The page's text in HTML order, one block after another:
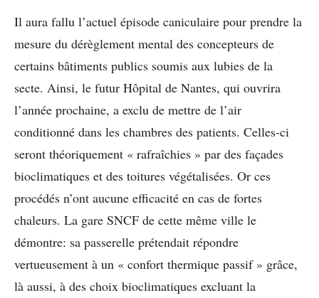
Il aura fallu l’actuel épisode caniculaire pour prendre la
mesure du dérèglement mental des concepteurs de
certains bâtiments publics soumis aux lubies de la
secte. Ainsi, le futur Hôpital de Nantes, qui ouvrira
l’année prochaine, a exclu de mettre de l’air
conditionné dans les chambres des patients. Celles-ci
seront théoriquement « rafraîchies » par des façades
bioclimatiques et des toitures végétalisées. Or ces
procédés n’ont aucune efficacité en cas de fortes
chaleurs. La gare SNCF de cette même ville le
démontre: sa passerelle prétendait répondre
vertueusement à un « confort thermique passif » grâce,
là aussi, à des choix bioclimatiques excluant la